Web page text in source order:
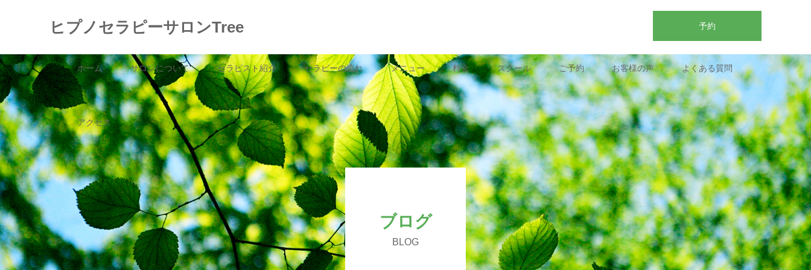
ヒプノセラピーサロンTree 予約
ホーム サロンについて セラピスト紹介 セラピーの流れ メニュー 料金 スクール ご予約 お客様の声 よくある質問
アクセス
ブログ
BLOG